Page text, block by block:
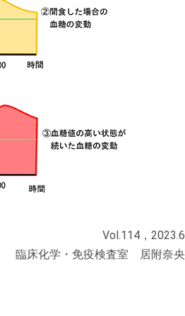
Vol.114，2023.6
臨床化学・免疫検査室 居附奈央